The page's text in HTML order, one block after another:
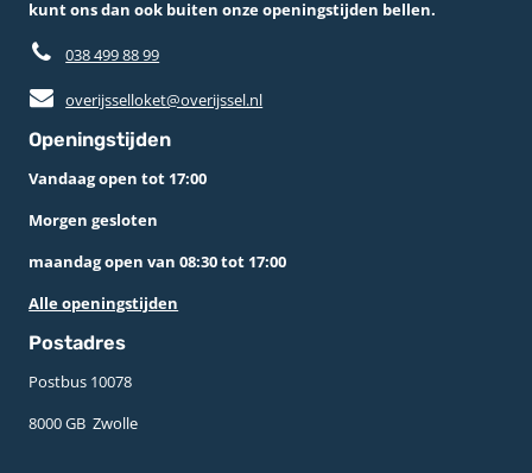
kunt ons dan ook buiten onze openingstijden bellen.
038 499 88 99
overijsselloket@overijssel.nl
Openingstijden
Vandaag open tot 17:00
Morgen gesloten
maandag open van 08:30 tot 17:00
Alle openingstijden
Postadres
Postbus 10078 ­
8000 GB ­ Zwolle